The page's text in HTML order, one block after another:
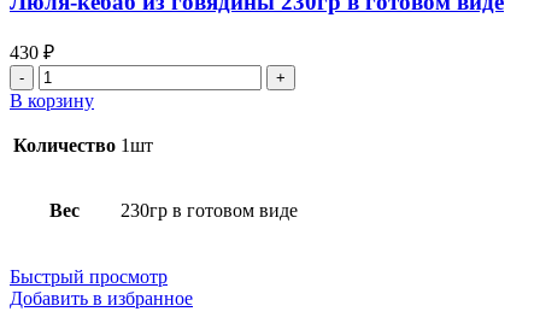
430 ₽
Количество
товара
Люля-
кебаб
230гр
виде
В корзину
Количество 1шт
Вес 230гр в готовом виде
Быстрый просмотр
Добавить в избранное